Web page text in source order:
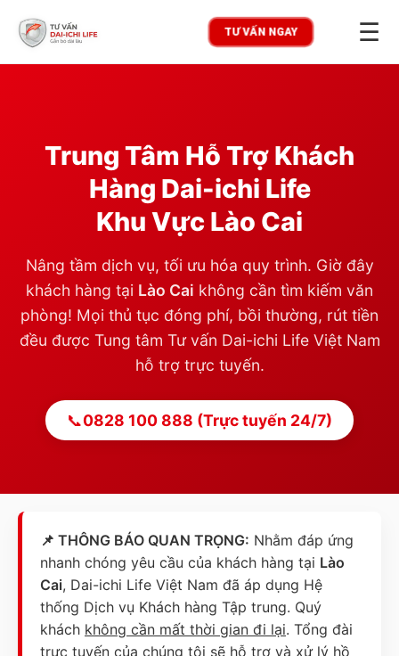
TƯ VẤN NGAY ☰
Trung Tâm Hỗ Trợ Khách
Hàng Dai-ichi Life
Khu Vực Lào Cai
Nâng tầm dịch vụ, tối ưu hóa quy trình. Giờ đây
khách hàng tại Lào Cai không cần tìm kiếm văn
phòng! Mọi thủ tục đóng phí, bồi thường, rút tiền
đều được Tung tâm Tư vấn Dai-ichi Life Việt Nam
hỗ trợ trực tuyến.
📞0828 100 888 (Trực tuyến 24/7)
📌 THÔNG BÁO QUAN TRỌNG: Nhằm đáp ứng
nhanh chóng yêu cầu của khách hàng tại Lào
Cai, Dai-ichi Life Việt Nam đã áp dụng Hệ
thống Dịch vụ Khách hàng Tập trung. Quý
khách không cần mất thời gian đi lại. Tổng đài
trực tuyến của chúng tôi sẽ hỗ trợ và xử lý hồ